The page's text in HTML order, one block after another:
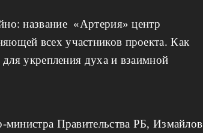
название «Артерия» центр
всех участников проекта. Как
укрепления духа и взаимной
Правительства РБ, Измайлов